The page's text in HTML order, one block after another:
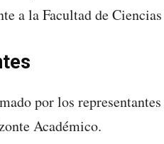
a la Facultad de
por los
Académico.